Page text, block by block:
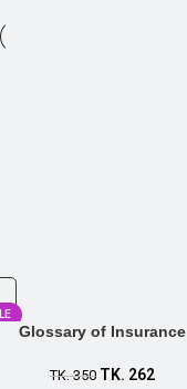
Glossary of Insurance
TK.350 TK. 262